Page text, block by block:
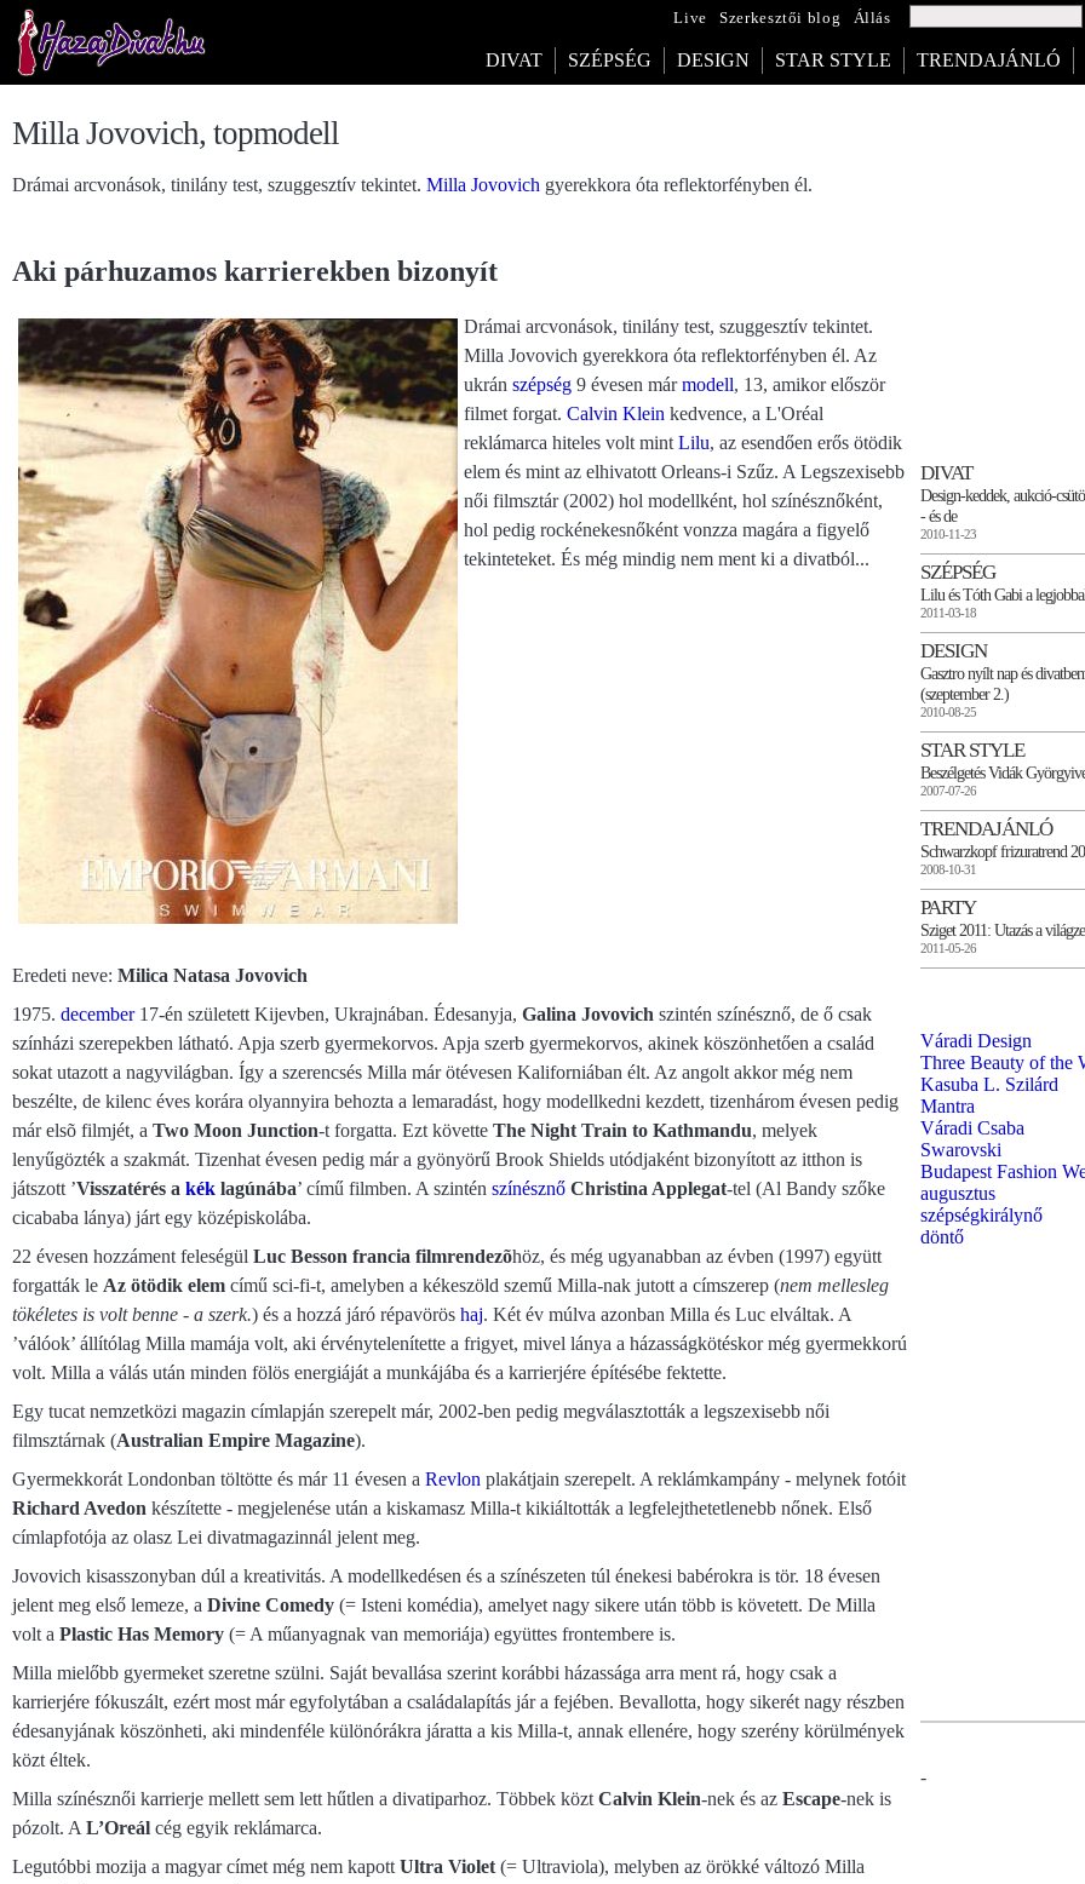
Live Szerkesztői blog Állás
DIVAT SZÉPSÉG DESIGN STAR STYLE TRENDAJÁNLÓ
Milla Jovovich, topmodell
Drámai arcvonások, tinilány test, szuggesztív tekintet. Milla Jovovich gyerekkora óta reflektorfényben él.
Aki párhuzamos karrierekben bizonyít
Drámai arcvonások, tinilány test, szuggesztív tekintet.
Milla Jovovich gyerekkora óta reflektorfényben él. Az
ukrán szépség 9 évesen mármodell, 13, amikor először
filmet forgat. Calvin Klein kedvence, a L'Oréal
reklámarca hiteles volt mint Lilu, az esendően erős ötödik
elem és mint az elhivatott Orleans-i Szűz. A Legszexisebb
női filmsztár (2002) hol modellként, hol színésznőként,
hol pedig rockénekesnőként vonzza magára a figyelő
tekinteteket. És még mindig nem ment ki a divatból...
Eredeti neve: Milica Natasa Jovovich
1975. december17-én született Kijevben, Ukrajnában. Édesanyja, Galina Jovovich szintén színésznő, de ő csak
színházi szerepekben látható. Apja szerb gyermekorvos. Apja szerb gyermekorvos, akinek köszönhetően a család
sokat utazott a nagyvilágban. Így a szerencsés Milla már ötévesen Kaliforniában élt. Az angolt akkor még nem
beszélte, de kilenc éves korára olyannyira behozta a lemaradást, hogy modellkedni kezdett, tizenhárom évesen pedig
már elsõ filmjét, a Two Moon Junction-t forgatta. Ezt követte The Night Train to Kathmandu, melyek
lenyűgözték a szakmát. Tizenhat évesen pedig már a gyönyörű Brook Shields utódjaként bizonyított az itthon is
játszott ’Visszatérés a kék lagúnába’ című filmben. A szintén színésznő Christina Applegat-tel (Al Bandy szőke
cicababa lánya) járt egy középiskolába.
22 évesen hozzáment feleségül Luc Besson francia filmrendezõhöz, és még ugyanabban az évben (1997) együtt
forgatták le Az ötödik elem című sci-fi-t, amelyben a kékeszöld szemű Milla-nak jutott a címszerep (nem mellesleg
tökéletes is volt benne - a szerk.) és a hozzá járó répavörös haj. Két év múlva azonban Milla és Luc elváltak. A
’válóok’ állítólag Milla mamája volt, aki érvénytelenítette a frigyet, mivel lánya a házasságkötéskor még gyermekkorú
volt. Milla a válás után minden fölös energiáját a munkájába és a karrierjére építésébe fektette.
Egy tucat nemzetközi magazin címlapján szerepelt már, 2002-ben pedig megválasztották a legszexisebb női
filmsztárnak (Australian Empire Magazine).
Gyermekkorát Londonban töltötte és már 11 évesen a Revlon plakátjain szerepelt. A reklámkampány - melynek fotóit
Richard Avedon készítette - megjelenése után a kiskamasz Milla-t kikiáltották a legfelejthetetlenebb nőnek. Első
címlapfotója az olasz Lei divatmagazinnál jelent meg.
Jovovich kisasszonyban dúl a kreativitás. A modellkedésen és a színészeten túl énekesi babérokra is tör. 18 évesen
jelent meg első lemeze, a Divine Comedy (= Isteni komédia), amelyet nagy sikere után több is követett. De Milla
volt a Plastic Has Memory (= A műanyagnak van memoriája) együttes frontembere is.
Milla mielőbb gyermeket szeretne szülni. Saját bevallása szerint korábbi házassága arra ment rá, hogy csak a
karrierjére fókuszált, ezért most már egyfolytában a családalapítás jár a fejében. Bevallotta, hogy sikerét nagy részben
édesanyjának köszönheti, aki mindenféle különórákra járatta a kis Milla-t, annak ellenére, hogy szerény körülmények
közt éltek.
Milla színésznői karrierje mellett sem lett hűtlen a divatiparhoz. Többek közt Calvin Klein-nek és az Escape-nek is
pózolt. A L’Oreál cég egyik reklámarca.
Legutóbbi mozija a magyar címet még nem kapott Ultra Violet (= Ultraviola), melyben az örökké változó Milla
DIVAT
Design-keddek, aukció-
- és de
2010-11-23
SZÉPSÉG
Lilu és Tóth Gabi a
2011-03-18
DESIGN
Gasztro nyílt nap és
(szeptember 2.)
2010-08-25
STAR STYLE
Beszélgetés Vidák
2007-07-26
TRENDAJÁNLÓ
Schwarzkopf frizuratrend
2008-10-31
PARTY
Sziget 2011: Utazás a
2011-05-26
Váradi Design
Three Beauty of the
Kasuba L. Szilárd
Mantra
Váradi Csaba
Swarovski
Budapest Fashion
augusztus
szépségkirálynő
döntő
-